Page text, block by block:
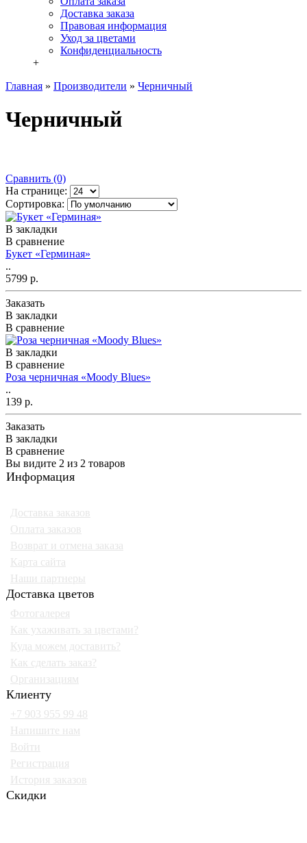
Доставка заказа
Правовая информация
Уход за цветами
Конфиденциальность
+
Главная » Производители » Черничный
Черничный
Сравнить (0)
На странице:
Сортировка:
В закладки
В сравнение
Букет «Герминая»
..
5799 р.
Заказать
В закладки
В сравнение
В закладки
В сравнение
Роза черничная «Moody Blues»
..
139 р.
Заказать
В закладки
В сравнение
Вы видите 2 из 2 товаров
Информация
Доставка заказов
Оплата заказов
Возврат и отмена заказа
Карта сайта
Наши партнеры
Доставка цветов
Фотогалерея
Как ухаживать за цветами?
Куда можем доставить?
Как сделать заказ?
Организациям
Клиенту
+7 903 955 99 48
Напишите нам
Войти
Регистрация
История заказов
Скидки